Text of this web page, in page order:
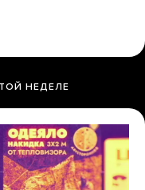
НЕДЕЛЕ